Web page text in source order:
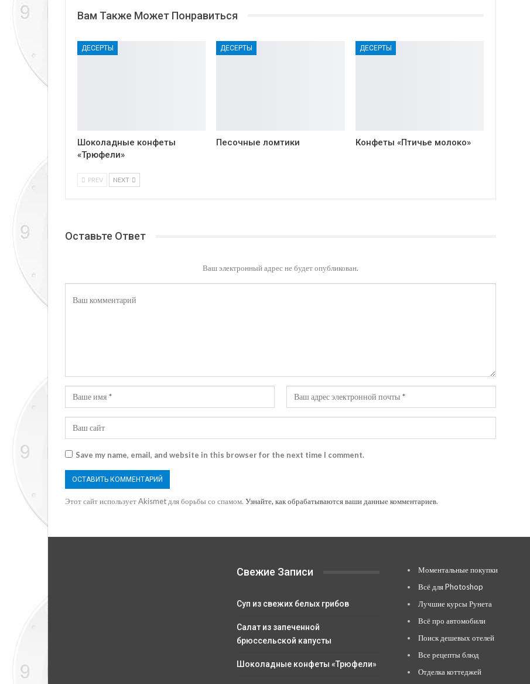
Вам Также Может Понравиться
ДЕСЕРТЫ
Шоколадные конфеты
«Трюфели»
ДЕСЕРТЫ
Песочные ломтики
ДЕСЕРТЫ
Конфеты «Птичье молоко»
PREV NEXT
Оставьте Ответ
Ваш электронный адрес не будет опубликован.
Save my name, email, and website in this browser for the next time I comment.
Этот сайт использует Akismet для борьбы со спамом. Узнайте, как обрабатываются ваши данные комментариев.
Свежие Записи
Суп из свежих белых грибов
Салат из запеченной
брюссельской капусты
Шоколадные конфеты «Трюфели»
Моментальные покупки
Всё для Photoshop
Лучшие курсы Рунета
Всё про автомобили
Поиск дешевых отелей
Все рецепты блюд
Отделка коттеджей